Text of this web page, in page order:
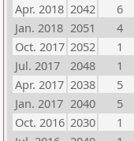
Apr. 2018 2042 6
Jan. 2018 2051 4
Oct. 2017 2052 1
Jul. 2017
2048 1
Apr. 2017 2038 5
Jan. 2017 2040 5
Oct. 2016 2030 1